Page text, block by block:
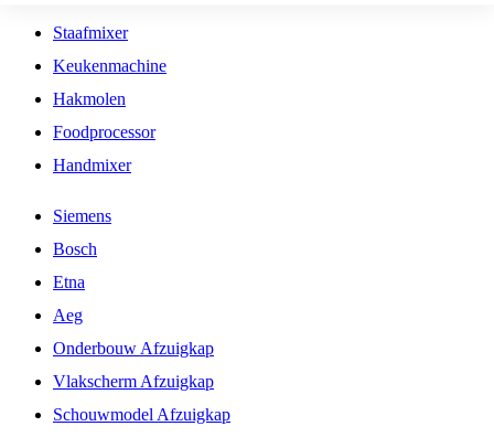
Staafmixer
Keukenmachine
Hakmolen
Foodprocessor
Handmixer
Siemens
Bosch
Etna
Aeg
Onderbouw Afzuigkap
Vlakscherm Afzuigkap
Schouwmodel Afzuigkap